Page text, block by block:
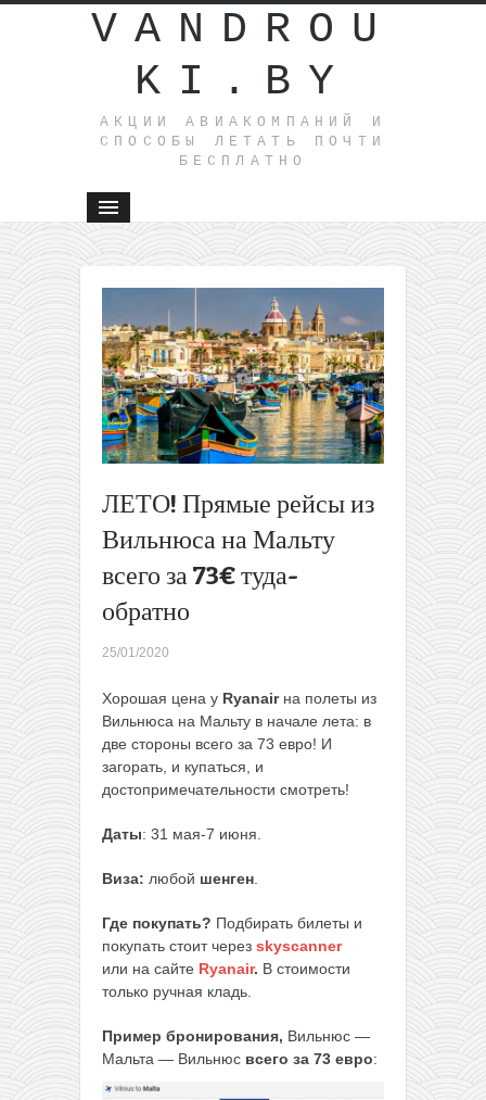
VANDROU
KI.BY
АКЦИИ АВИАКОМПАНИЙ И
СПОСОБЫ ЛЕТАТЬ ПОЧТИ
БЕСПЛАТНО
ЛЕТО! Прямые рейсы из
Вильнюса на Мальту
всего за 73€ туда-
обратно
25/01/2020
Хорошая цена у Ryanairна полеты из
Вильнюса на Мальту в начале лета: в
две стороны всего за 73 евро! И
загорать, и купаться, и
достопримечательности смотреть!
Даты: 31 мая-7 июня.
Виза: любой шенген.
Где покупать? Подбирать билеты и
покупать стоит через skyscanner
или на сайте Ryanair. В стоимости
только ручная кладь.
Пример бронирования, Вильнюс —
Мальта — Вильнюс всего за 73 евро:
Майский
5-
дневный
круиз
вокруг
Италии
209€ с
человека
Готовое
в Италию: